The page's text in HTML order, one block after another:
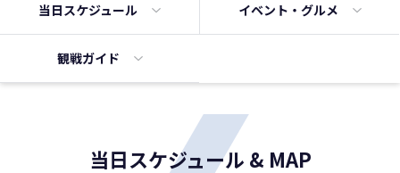
当日スケジュール イベント・ グルメ
観戦ガイド
当日スケジュール & MAP